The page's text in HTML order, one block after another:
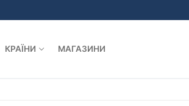
КРАЇНИ МАГАЗИНИ